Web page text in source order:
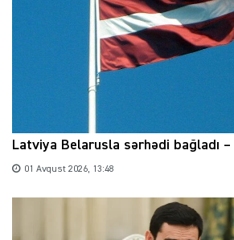
Latviya Belarusla sərhədi bağladı
01 Avqust 2026, 13:48